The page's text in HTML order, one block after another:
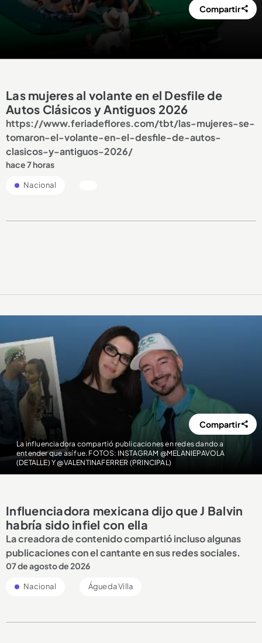
Compartir
Las mujeres al volante en el Desfile de
Autos Clásicos y Antiguos 2026
https://www.feriadeflores.com/tbt/las-mujeres-se-
tomaron-el-volante-en-el-desfile-de-autos-
clasicos-y-antiguos-2026/
hace 7 horas
Nacional
La influenciadora compartió publicaciones en redes dando a
entender que así fue. FOTOS: INSTAGRAM @MELANIEPAVOLA
(DETALLE) Y @VALENTINAFERRER (PRINCIPAL)
Compartir
Influenciadora mexicana dijo que J Balvin
habría sido infiel con ella
La creadora de contenido compartió incluso algunas
publicaciones con el cantante en sus redes sociales.
07 de agosto de 2026
Nacional Águeda Villa